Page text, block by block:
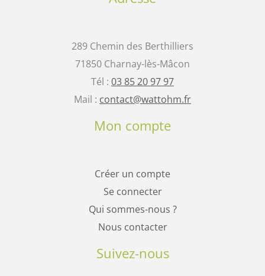
289 Chemin des Berthilliers
71850 Charnay-lès-Mâcon
Tél : 03 85 20 97 97
Mail : contact@wattohm.fr
Mon compte
Créer un compte
Se connecter
Qui sommes-nous ?
Nous contacter
Suivez-nous